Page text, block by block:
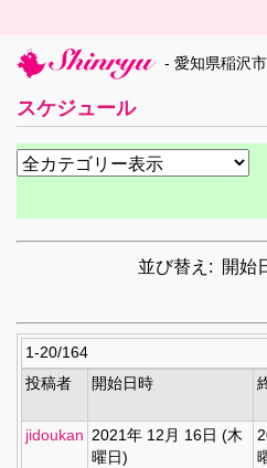
- 愛知県稲沢
スケジュール
並び替え: 開始
1-20/164
投稿者
開始日時
jidoukan 2021年 12月 16日 (木
曜日)